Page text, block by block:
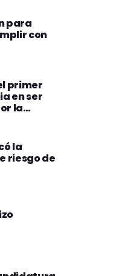
para
con
primer
en ser
la
la
riesgo de